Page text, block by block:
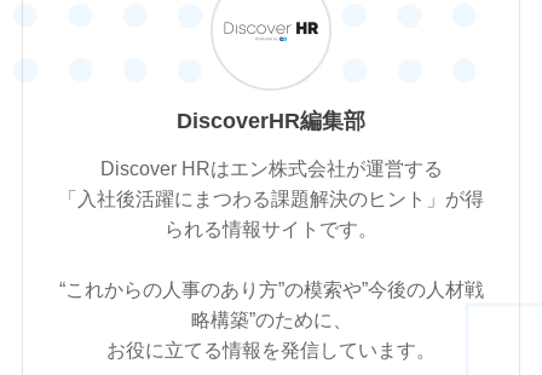
DiscoverHR編集部
Discover HRはエン株式会社が運営する
「入社後活躍にまつわる課題解決のヒント」が得
られる情報サイトです。
“これからの人事のあり方”の模索や”今後の人材戦
略構築”のために、
お役に立てる情報を発信しています。